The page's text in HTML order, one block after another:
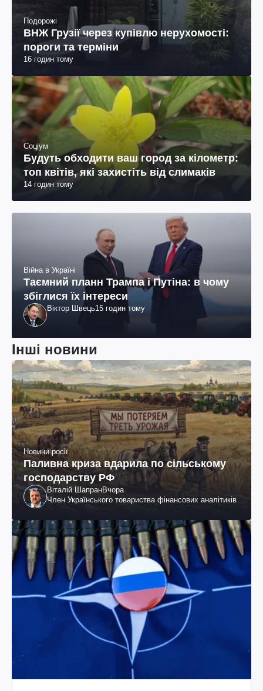
Подорожі
ВНЖ Грузії через купівлю нерухомості:
пороги та терміни
16 годин тому
Соціум
Будуть обходити ваш город за кілометр:
топ квітів, які захистіть від слимаків
14 годин тому
Війна в Україні
Таємний планн Трампа і Путіна: в чому
збіглися їх інтереси
Віктор Швець15 годин тому
Інші новини
Новини росії
Паливна криза вдарила по сільському
господарству РФ
Віталій ШапранВчора
Член Українського товариства фінансових аналітиків